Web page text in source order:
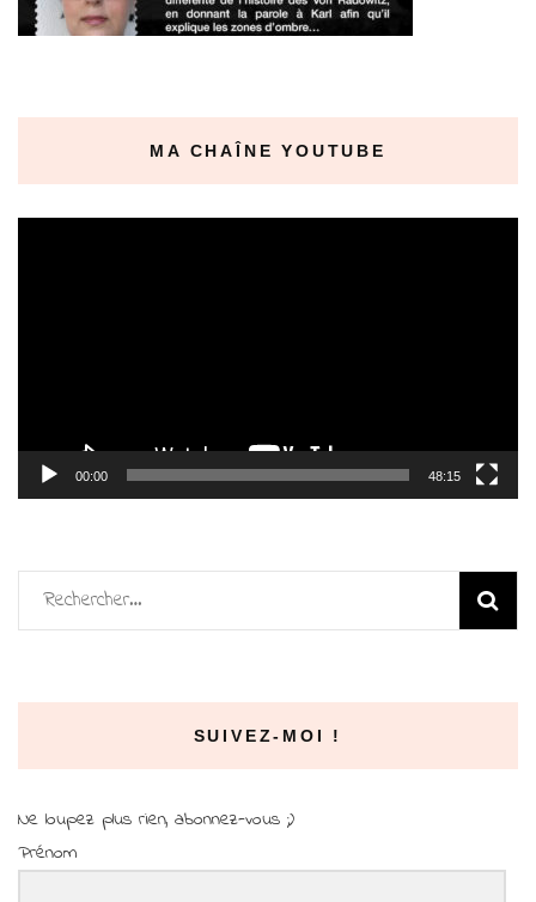
MA CHAÎNE YOUTUBE
00:00 48:15
Rechercher :
SUIVEZ-MOI !
Ne loupez plus rien, abonnez-vous ;)
Prénom